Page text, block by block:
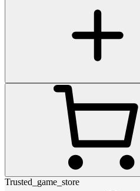
Trusted_game_store